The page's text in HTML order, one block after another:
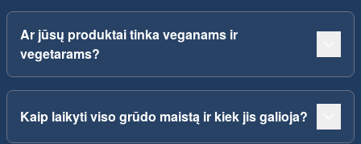
Ar jūsų produktai tinka veganams ir
vegetarams?
Kaip laikyti viso grūdo maistą ir kiek jis galioja?